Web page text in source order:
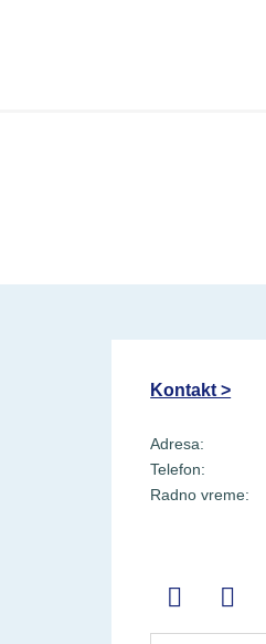
Kontakt >
Adresa:
Telefon:
Radno vreme: